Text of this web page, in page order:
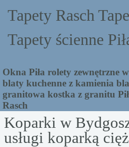
Tapety Rasch
Tapety ścienne
Okna Piła rolety zewnętrzne
blaty kuchenne z kamienia
granitowa kostka z granitu
Rasch
Koparki w
usługi koparką